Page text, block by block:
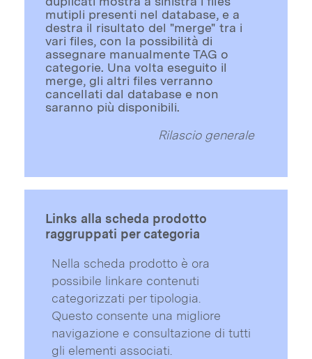
mutipli presenti nel database, e a
destra il risultato del "merge" tra i
vari files, con la possibilità di
assegnare manualmente TAG o
categorie. Una volta eseguito il
merge, gli altri files verranno
cancellati dal database e non
saranno più disponibili.
Rilascio generale
Links alla scheda prodotto
raggruppati per categoria
Nella scheda prodotto è ora
possibile linkare contenuti
categorizzati per tipologia.
Questo consente una migliore
navigazione e consultazione di tutti
gli elementi associati.